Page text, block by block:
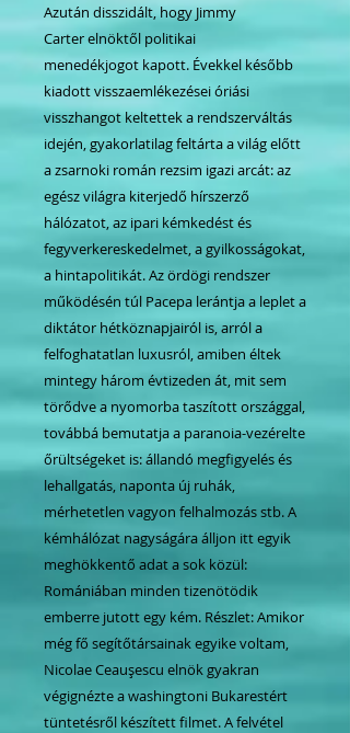
Azután disszidált, hogy Jimmy
Carter elnöktől politikai
menedékjogot kapott. Évekkel később
kiadott visszaemlékezései óriási
visszhangot keltettek a rendszerváltás
idején, gyakorlatilag feltárta a világ előtt
a zsarnoki román rezsim igazi arcát: az
egész világra kiterjedő hírszerző
hálózatot, az ipari kémkedést és
fegyverkereskedelmet, a gyilkosságokat,
a hintapolitikát. Az ördögi rendszer
működésén túl Pacepa lerántja a leplet a
diktátor hétköznapjairól is, arról a
felfoghatatlan luxusról, amiben éltek
mintegy három évtizeden át, mit sem
törődve a nyomorba taszított országgal,
továbbá bemutatja a paranoia-vezérelte
őrültségeket is: állandó megfigyelés és
lehallgatás, naponta új ruhák,
mérhetetlen vagyon felhalmozás stb. A
kémhálózat nagyságára álljon itt egyik
meghökkentő adat a sok közül:
Romániában minden tizenötödik
emberre jutott egy kém. Részlet: Amikor
még fő segítőtársainak egyike voltam,
Nicolae Ceauşescu elnök gyakran
végignézte a washingtoni Bukarestért
tüntetésről készített filmet. A felvétel